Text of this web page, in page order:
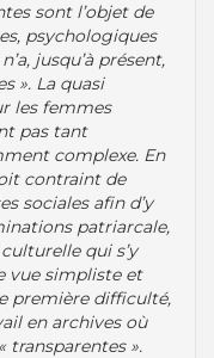
sont l’objet de
psychologiques
jusqu’à présent,
». La quasi
les femmes
pas tant
complexe. En
contraint de
sociales afin d’y
patriarcale,
qui s’y
vue simpliste et
première difficulté,
en archives où
transparentes ».